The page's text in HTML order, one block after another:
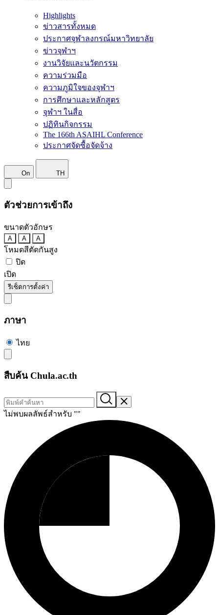
Highlights
ข่าวสารทั้งหมด
ประกาศจุฬาลงกรณ์มหาวิทยาลัย
ข่าวจุฬาฯ
งานวิจัยและนวัตกรรม
ความร่วมมือ
ความภูมิใจของจุฬาฯ
การศึกษาและหลักสูตร
จุฬาฯ ในสื่อ
ปฏิทินกิจกรรม
The 166th ASAIHL Conference
ประกาศจัดซื้อจัดจ้าง
On TH
ตัวช่วยการเข้าถึง
ขนาดตัวอักษร
A A A
โหมดสีตัดกันสูง
ปิด
เปิด
รีเซ็ตการตั้งค่า
ภาษา
ไทย
สืบค้น Chula.ac.th
ไม่พบผลลัพธ์สำหรับ ""